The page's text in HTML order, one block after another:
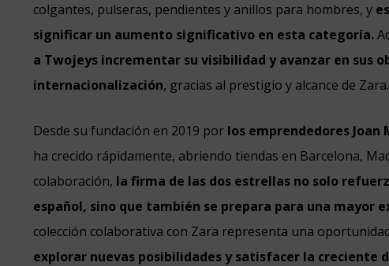
colgantes, pulseras, pendientes y anillos para hombres, y
significar un aumento significativo en esta categoría.
a Twojeys incrementar su visibilidad y avanzar en sus
internacionalización, gracias al prestigio y alcance de Zara.
Desde su fundación en 2019 por los emprendedores Joan
ha crecido rápidamente, abriendo tiendas en Barcelona,
colaboración, la firma de las dos estrellas no solo
español, sino que también se prepara para una mayor
colección colaborativa con Zara representa una
explorar nuevas posibilidades y satisfacer la creciente